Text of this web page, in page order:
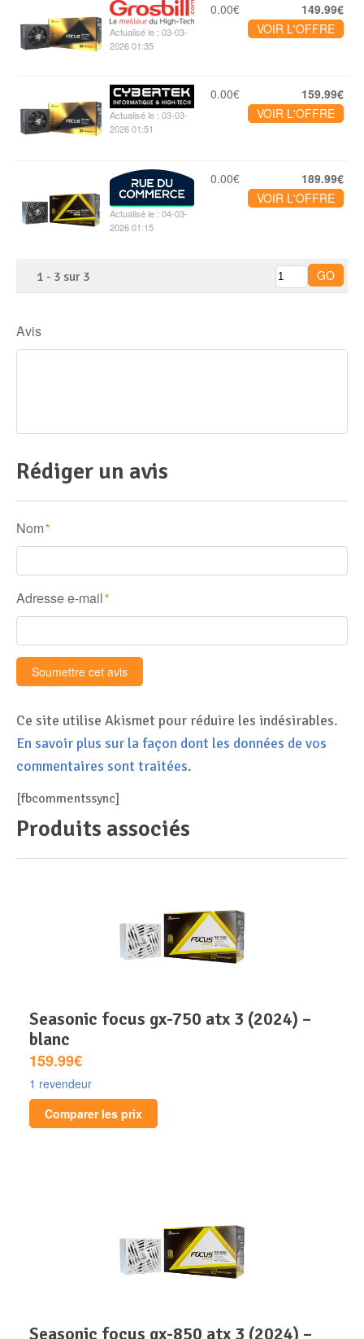
Actualisé le : 03-03-
2026 01:35
0.00€
149.99€
VOIR L'OFFRE
Actualisé le : 03-03-
2026 01:51
0.00€
159.99€
VOIR L'OFFRE
Actualisé le : 04-03-
2026 01:15
0.00€
189.99€
VOIR L'OFFRE
1 - 3 sur 3
Avis
Rédiger un avis
Nom *
Adresse e-mail *
Ce site utilise Akismet pour réduire les indésirables.
En savoir plus sur la façon dont les données de vos
commentaires sont traitées.
[fbcommentssync]
Produits associés
seasonic focus gx-750 atx 3 (2024) –
blanc
159.99€
1 revendeur
Comparer les prix
seasonic focus gx-850 atx 3 (2024) –